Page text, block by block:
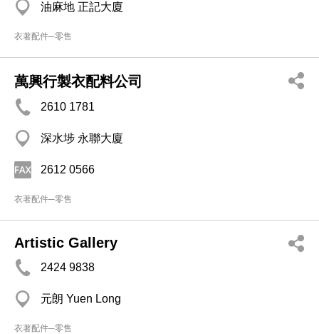
油麻地 正記大廈
衣著配件─零售
萬興行製衣配料公司
2610 1781
深水埗 永聯大廈
2612 0566
衣著配件─零售
Artistic Gallery
2424 9838
元朗 Yuen Long
衣著配件─零售